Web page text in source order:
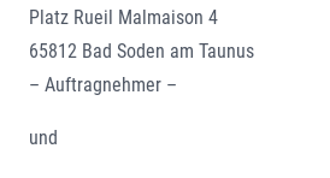
Platz Rueil Malmaison 4
65812 Bad Soden am Taunus
– Auftragnehmer –
und